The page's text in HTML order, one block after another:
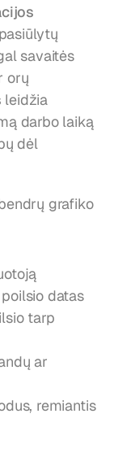
savaitės
orų
leidžia
darbo laiką
dėl
grafiko
datas
tarp
ar
remiantis